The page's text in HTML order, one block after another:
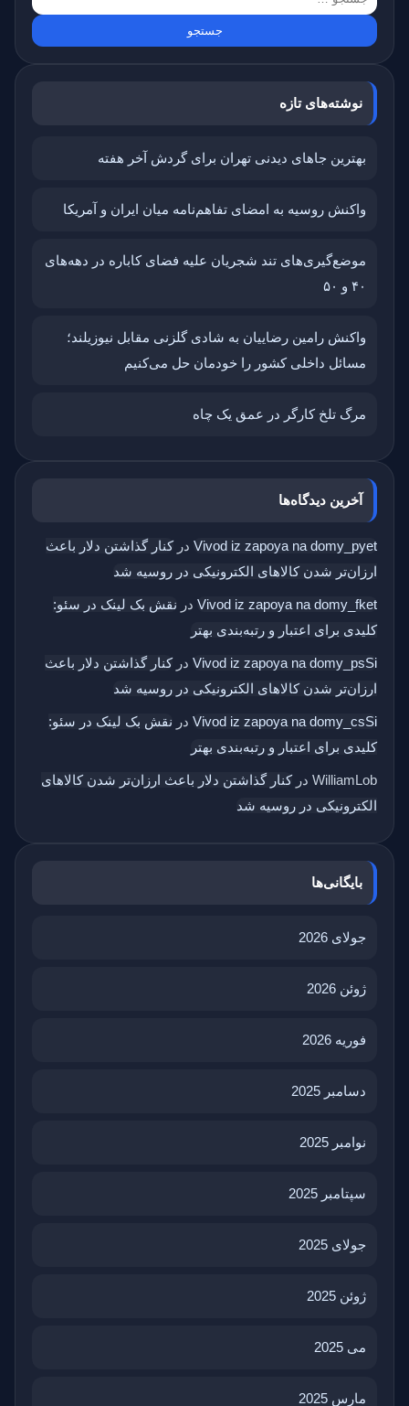
نوشته‌های تازه
بهترین جاهای دیدنی تهران برای گردش آخر هفته
واکنش روسیه به امضای تفاهم‌نامه میان ایران و آمریکا
موضع‌گیری‌های تند شجریان علیه فضای کاباره در دهه‌های
۴۰ و ۵۰
واکنش رامین رضاییان به شادی گلزنی مقابل نیوزیلند؛
مسائل داخلی کشور را خودمان حل می‌کنیم
مرگ تلخ کارگر در عمق یک چاه
آخرین دیدگاه‌ها
Vivod iz zapoya na domy_pyet درکنار گذاشتن دلار باعث
ارزان‌تر شدن کالاهای الکترونیکی در روسیه شد
Vivod iz zapoya na domy_fket در نقش بک‌ لینک در سئو:
کلیدی برای اعتبار و رتبه‌بندی بهتر
Vivod iz zapoya na domy_psSi درکنار گذاشتن دلار باعث
ارزان‌تر شدن کالاهای الکترونیکی در روسیه شد
Vivod iz zapoya na domy_csSi در نقش بک‌ لینک در سئو:
کلیدی برای اعتبار و رتبه‌بندی بهتر
WilliamLob درکنار گذاشتن دلار باعث ارزان‌تر شدن کالاهای
الکترونیکی در روسیه شد
بایگانی‌ها
جولای 2026
ژوئن 2026
فوریه 2026
دسامبر 2025
نوامبر 2025
سپتامبر 2025
جولای 2025
ژوئن 2025
می 2025
مارس 2025